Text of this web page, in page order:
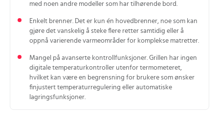
med noen andre modeller som har tilhørende bord.
Enkelt brenner. Det er kun én hovedbrenner, noe som kan
gjøre det vanskelig å steke flere retter samtidig eller å
oppnå varierende varmeområder for komplekse matretter.
Mangel på avanserte kontrollfunksjoner. Grillen har ingen
digitale temperaturkontroller utenfor termometeret,
hvilket kan være en begrensning for brukere som ønsker
finjustert temperaturregulering eller automatiske
lagringsfunksjoner.